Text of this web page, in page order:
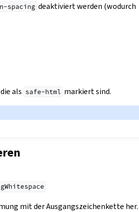
spacing deaktiviert werden (wodurch
als safe-html markiert sind.
mit der Ausgangszeichenkette her.